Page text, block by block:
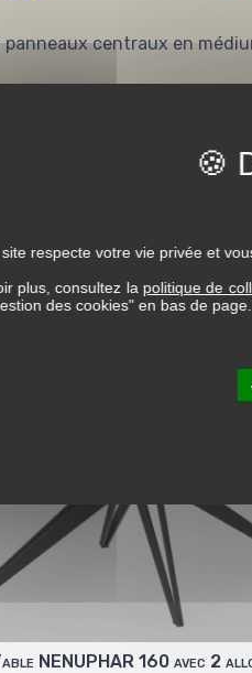
centraux en
NENUPHAR 160 avec 2
respecte votre vie privée et
plus, consultez la politique de
des cookies" en bas de page.